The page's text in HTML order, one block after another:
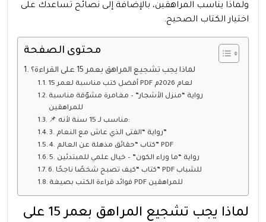
ولماذا يناسب المراهقين، بالإضافة إلى نصائح تساعدك على
اختيار الكتاب الصحيح.
محتوى الصفحة
لماذا يجب تشجيع المراهق بعمر 15 على القراءة؟
أفضل كتب مناسبة لعمر 15 PDF لعام 2026م
رواية “منزل الأشجار” – مغامرة مشوّقة مناسبة
للمراهقين
📌 مناسب لـ 15 سنة لأنه:
3. رواية “الفتى الذي عاش مع النعام”
4. كتاب “حقائق مذهلة عن العالم” PDF
5. رواية “ما وراء الكون” – خيال علمي للمبتدئين
6. كتاب “كيف تصبح شخصًا ناجحًا” PDF للشباب
فوائد قراءة الكتب بصيغة PDF للمراهقين
لماذا يجب تشجيع المراهق بعمر 15 على